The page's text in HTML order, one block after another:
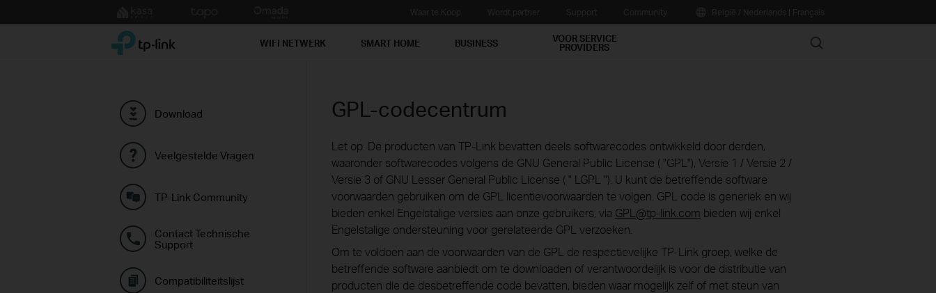
to
|
TP-Link, Reliably Smart WIFI NETWERK SMART HOME BUSINESS VOOR SERVICE
PROVIDERS Search
Download
Veelgestelde Vragen
TP-Link Community
Contact Technische
Support
Compatibiliteitslijst
GPL-codecentrum
Let op: De producten van TP-Link bevatten deels softwarecodes ontwikkeld door derden,
waaronder softwarecodes volgens de GNU General Public License ( "GPL"), Versie 1 / Versie 2 /
Versie 3 of GNU Lesser General Public License ( " LGPL "). U kunt de betreffende software
voorwaarden gebruiken om de GPL licentievoorwaarden te volgen. GPL code is generiek en wij
bieden enkel Engelstalige versies aan onze gebruikers, via GPL@tp-link.com bieden wij enkel
Engelstalige ondersteuning voor gerelateerde GPL verzoeken.
Om te voldoen aan de voorwaarden van de GPL de respectievelijke TP-Link groep, welke de
betreffende software aanbiedt om te downloaden of verantwoordelijk is voor de distributie van
producten die de desbetreffende code bevatten, bieden waar mogelijk zelf of met steun van